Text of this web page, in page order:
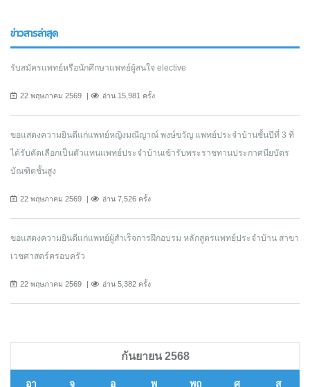
ข่าวสารล่าสุด
รับสมัครแพทย์หรือนักศึกษาแพทย์ผู้สนใจ elective
22 พฤษภาคม 2569 อ่าน 15,981 ครั้ง
ขอแสดงความยินดีแก่แพทย์หญิงมณีญาณ์ พงษ์ขวัญ แพทย์ประจำบ้านชั้นปีที่ 3 ที่
ได้รับคัดเลือกเป็นตัวแทนแพทย์ประจำบ้านเข้ารับพระราชทานประกาศนียบัตร
บัณฑิตชั้นสูง
22 พฤษภาคม 2569 อ่าน 7,526 ครั้ง
ขอแสดงความยินดีแก่แพทย์ผู้สำเร็จการฝึกอบรม หลักสูตรแพทย์ประจำบ้าน สาขา
เวชศาสตร์ครอบครัว
22 พฤษภาคม 2569 อ่าน 5,382 ครั้ง
กันยายน 2568
อา จ อ พ พฤ ศ ส